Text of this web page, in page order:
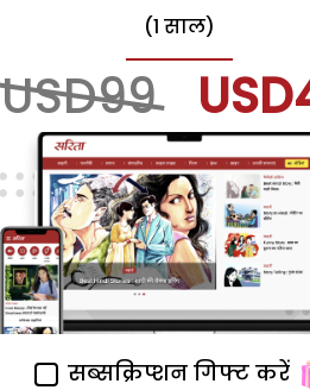
(1 साल)
USD99
सब्सक्रिप्शन गिफ्ट करें